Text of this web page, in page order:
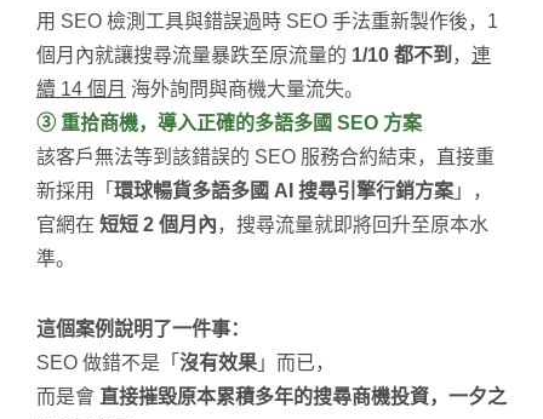
用 SEO 檢測工具與錯誤過時 SEO 手法重新製作後，1
個月內就讓搜尋流量暴跌至原流量的 1/10 都不到 ， 連
續 14 個月 海外詢問與商機大量流失。
③ 重拾商機，導入正確的多語多國 SEO 方案
該客戶無法等到該錯誤的 SEO 服務合約結束，直接重
新採用「 環球暢貨多語多國 AI 搜尋引擎行銷方案 」，
官網在 短短 2 個月內，搜尋流量就即將回升至原本水
準。
這個案例說明了一件事：
SEO 做錯不是「 沒有效果 」而已，
而是會 直接摧毀原本累積多年的搜尋商機投資，一夕之